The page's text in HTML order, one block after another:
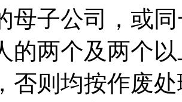
母子公司，或
的两个及两个
否则均按作废